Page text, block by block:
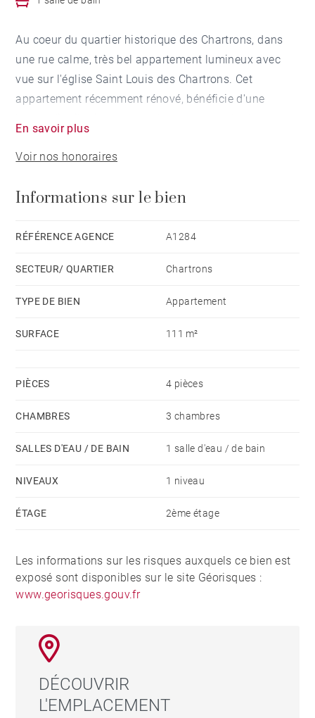
Au coeur du quartier historique des Chartrons, dans
une rue calme, très bel appartement lumineux avec
vue sur l'église Saint Louis des Chartrons. Cet
appartement récemment rénové, bénéficie d'une
manger-cuisine exposé plein sud, une suite parentale
avec salle d'eau et dressing, deux chambres avec
Un projet de surélévation, réalisé par un architecte,
de 19m² environ a été réalisé pour ce bien, qui a déjà
et dont le recours des tiers a été purgé.
En savoir plus
Voir nos honoraires
Informations sur le bien
RÉFÉRENCE AGENCE A1284
SECTEUR/ QUARTIER Chartrons
TYPE DE BIEN Appartement
SURFACE 111 m²
PIÈCES 4 pièces
CHAMBRES 3 chambres
SALLES D'EAU / DE BAIN 1 salle d'eau / de bain
NIVEAUX 1 niveau
ÉTAGE 2ème étage
Les informations sur les risques auxquels ce bien est
exposé sont disponibles sur le site Géorisques :
www.georisques.gouv.fr
DÉCOUVRIR
L'EMPLACEMENT